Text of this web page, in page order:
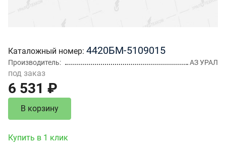
Каталожный номер 4420БМ-5109015
Производитель АЗ УРАЛ
под заказ
6 531 ₽
В корзину
Купить в 1 клик